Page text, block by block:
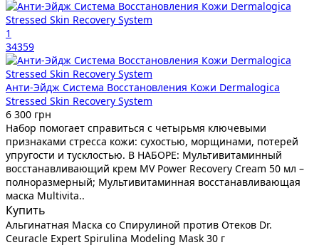
1
34359
Анти-Эйдж Система Восстановления Кожи Dermalogica
Stressed Skin Recovery System
6 300 грн
Набор помогает справиться с четырьмя ключевыми
признаками стресса кожи: сухостью, морщинами, потерей
упругости и тусклостью. В НАБОРЕ: Мультивитаминный
восстанавливающий крем MV Power Recovery Cream 50 мл –
полноразмерный; Мультивитаминная восстанавливающая
маска Multivita..
Купить
Альгинатная Маска со Спирулиной против Отеков Dr.
Ceuracle Expert Spirulina Modeling Mask 30 г